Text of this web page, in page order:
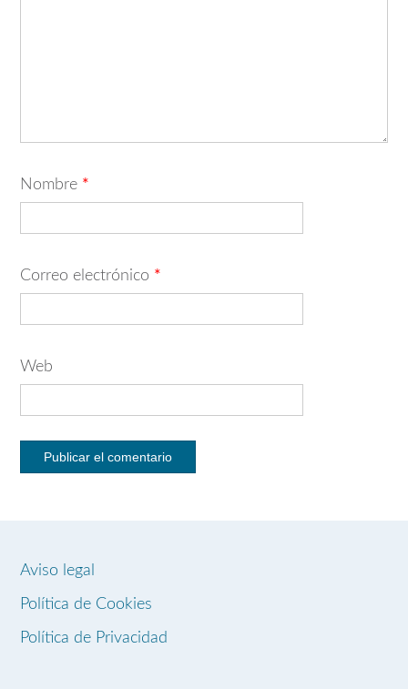
Nombre *
Correo electrónico *
Web
Aviso legal
Política de Cookies
Política de Privacidad